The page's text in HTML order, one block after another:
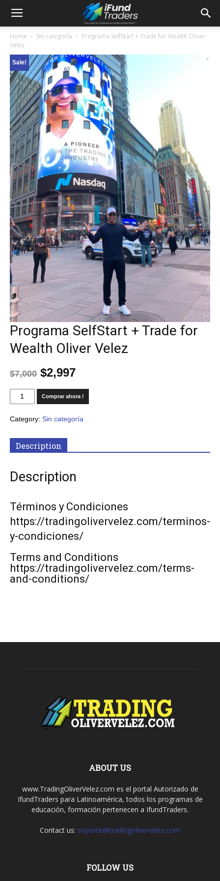
Home Sin categoría
Programa SelfStart + Trade for Wealth Oliver
Velez
Sale!
Programa SelfStart + Trade for
Wealth Oliver Velez
$7,000 $2,997
Comprar ahora !
Category: Sin categoría
Description
Description
Términos y Condiciones
https://tradingolivervelez.com/terminos-
y-condiciones/
Terms and Conditions
https://tradingolivervelez.com/terms-
and-conditions/
ABOUT US
www.TradingOliverVelez.com es el portal Autorizado de
IfundTraders para Latinoamérica, todos los programas de
educación, formación pertenecen a IfundTraders.
Contact us: soporte@tradingolivervelez.com
FOLLOW US